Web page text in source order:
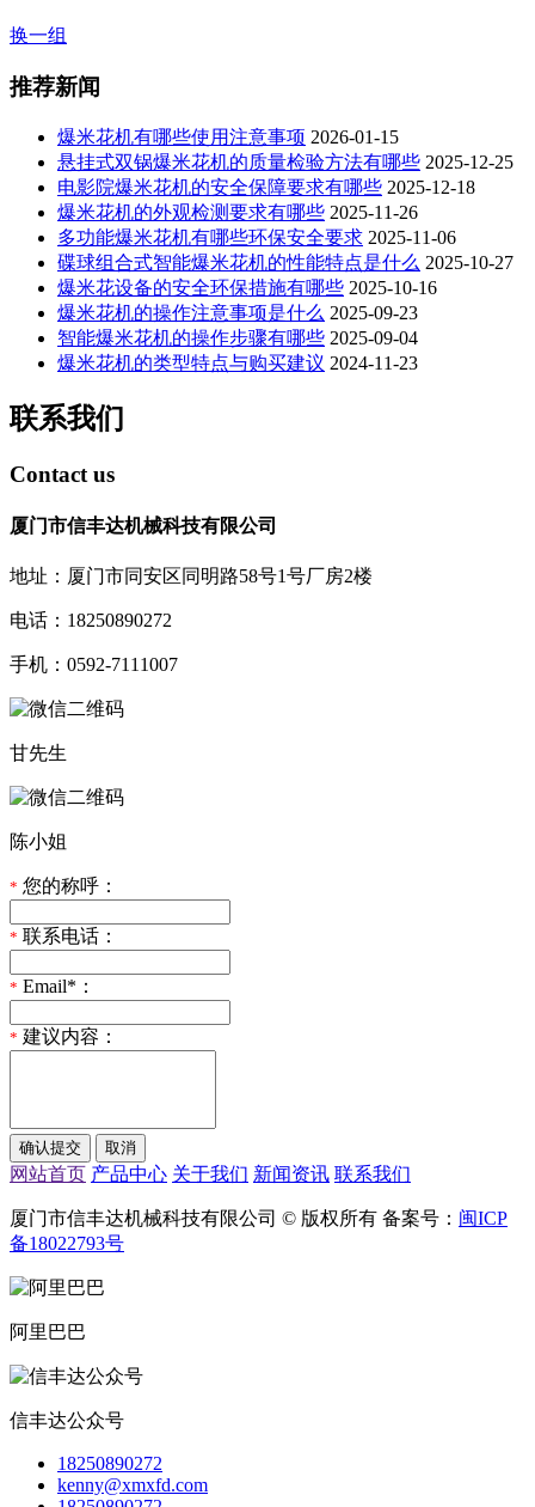
换一组
推荐新闻
爆米花机有哪些使用注意事项 2026-01-15
悬挂式双锅爆米花机的质量检验方法有哪些 2025-12-25
电影院爆米花机的安全保障要求有哪些 2025-12-18
爆米花机的外观检测要求有哪些 2025-11-26
多功能爆米花机有哪些环保安全要求 2025-11-06
碟球组合式智能爆米花机的性能特点是什么 2025-10-27
爆米花设备的安全环保措施有哪些 2025-10-16
爆米花机的操作注意事项是什么 2025-09-23
智能爆米花机的操作步骤有哪些 2025-09-04
爆米花机的类型特点与购买建议 2024-11-23
联系我们
Contact us
厦门市信丰达机械科技有限公司
地址：厦门市同安区同明路58号1号厂房2楼
电话：18250890272
手机：0592-7111007
甘先生
陈小姐
* 您的称呼：
* 联系电话：
* Email*：
* 建议内容：
网站首页 产品中心 关于我们 新闻资讯 联系我们
厦门市信丰达机械科技有限公司 © 版权所有 备案号： 闽ICP
备18022793号
阿里巴巴
信丰达公众号
18250890272
kenny@xmxfd.com